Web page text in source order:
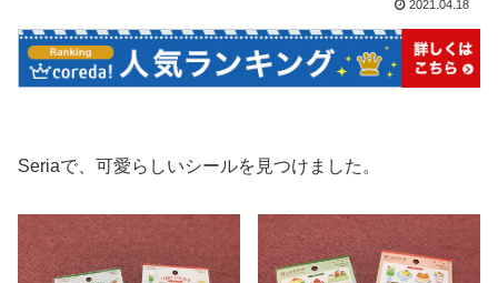
2021.04.18
Seriaで、可愛らしいシールを見つけました。